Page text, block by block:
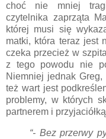
choć nie mniej
czytelnika zaprząta
której musi się
matki, która teraz jest
czeka przecież w
z tego powodu nie
Niemniej jednak Greg,
też wart jest
problemy, w których
partnerem i
“- Bez przerwy